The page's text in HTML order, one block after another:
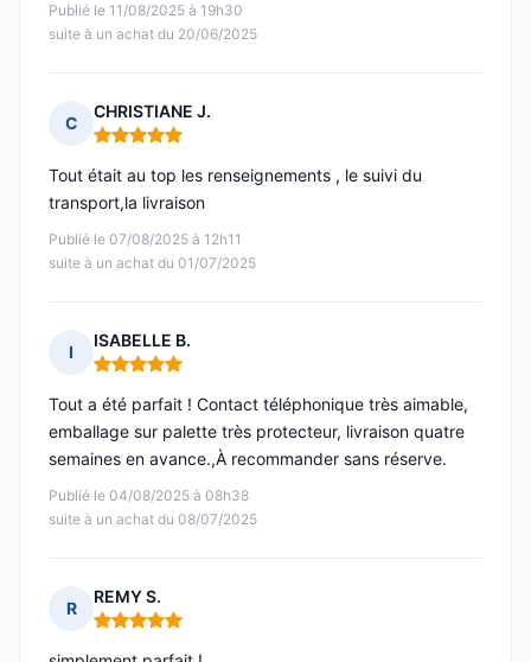
Publié le 11/08/2025 à 19h30
suite à un achat du 20/06/2025
C
CHRISTIANE J.
Note : 5 sur 5
Publié le 07/08/2025 à 12h11
suite à un achat du 01/07/2025
Tout était au top les renseignements , le suivi du
transport,la livraison
I
ISABELLE B.
Note : 5 sur 5
Publié le 04/08/2025 à 08h38
suite à un achat du 08/07/2025
Tout a été parfait ! Contact téléphonique très aimable,
emballage sur palette très protecteur, livraison quatre
semaines en avance.,À recommander sans réserve.
R
REMY S.
Note : 5 sur 5